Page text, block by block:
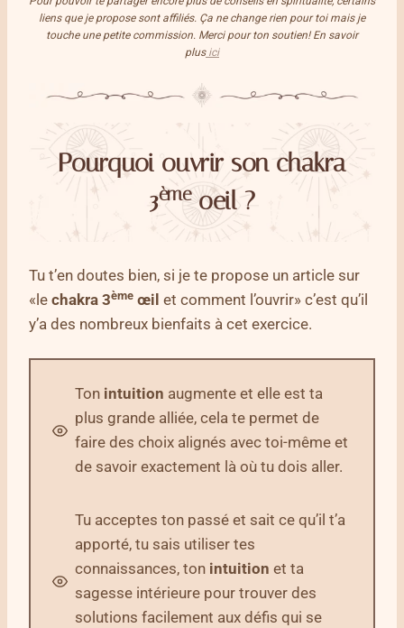
liens que je propose sont affiliés. Ça ne change rien pour toi mais je
touche une petite commission. Merci pour ton soutien! En savoir
plusici
Pourquoi ouvrir son chakra
3èmeoeil ?
Tu t’en doutes bien, si je te propose un article sur
«le chakra 3ème œil et comment l’ouvrir» c’est qu’il
y’a des nombreux bienfaits à cet exercice.
Ton intuition augmente et elle est ta
plus grande alliée, cela te permet de
faire des choix alignés avec toi-même et
de savoir exactement là où tu dois aller.
Tu acceptes ton passé et sait ce qu’il t’a
apporté, tu sais utiliser tes
connaissances, ton intuition et ta
sagesse intérieure pour trouver des
solutions facilement aux défis qui se